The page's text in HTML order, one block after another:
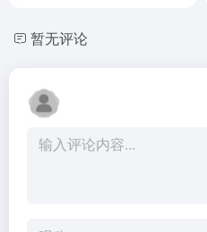
暂无评论